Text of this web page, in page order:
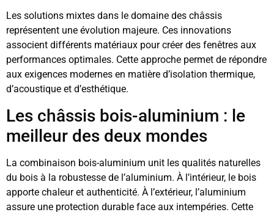
Les solutions mixtes dans le domaine des châssis
représentent une évolution majeure. Ces innovations
associent différents matériaux pour créer des fenêtres aux
performances optimales. Cette approche permet de répondre
aux exigences modernes en matière d’isolation thermique,
d’acoustique et d’esthétique.
Les châssis bois-aluminium : le
meilleur des deux mondes
La combinaison bois-aluminium unit les qualités naturelles
du bois à la robustesse de l’aluminium. À l’intérieur, le bois
apporte chaleur et authenticité. À l’extérieur, l’aluminium
assure une protection durable face aux intempéries. Cette